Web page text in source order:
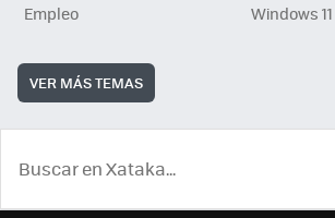
Empleo
Windows 11
VER MÁS TEMAS